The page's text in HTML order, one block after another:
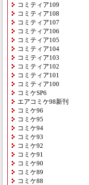
コミティア109
コミティア108
コミティア107
コミティア106
コミティア105
コミティア104
コミティア103
コミティア102
コミティア101
コミティア100
コミケSP6
エアコミケ98新刊
コミケ96
コミケ95
コミケ94
コミケ93
コミケ92
コミケ91
コミケ90
コミケ89
コミケ88